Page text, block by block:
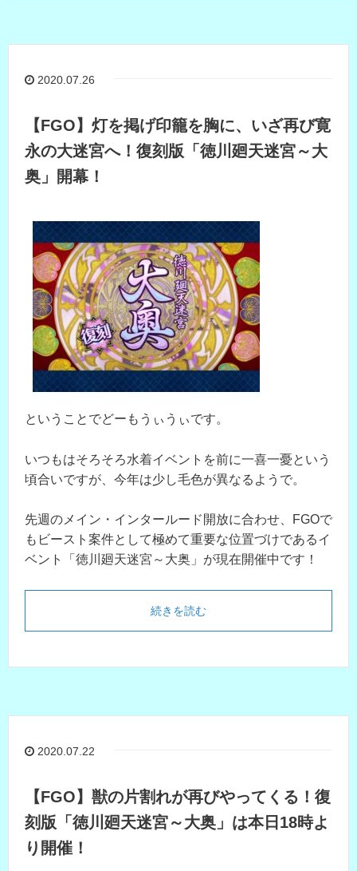
2020.07.26
【FGO】灯を掲げ印籠を胸に、いざ再び寛
永の大迷宮へ！復刻版「徳川廻天迷宮～大
奥」開幕！
ということでどーもうぃうぃです。
いつもはそろそろ水着イベントを前に一喜一憂という
頃合いですが、今年は少し毛色が異なるようで。
先週のメイン・インタールード開放に合わせ、FGOで
もビースト案件として極めて重要な位置づけであるイ
ベント「徳川廻天迷宮～大奥」が現在開催中です！
続きを読む
2020.07.22
【FGO】獣の片割れが再びやってくる！復
刻版「徳川廻天迷宮～大奥」は本日18時よ
り開催！